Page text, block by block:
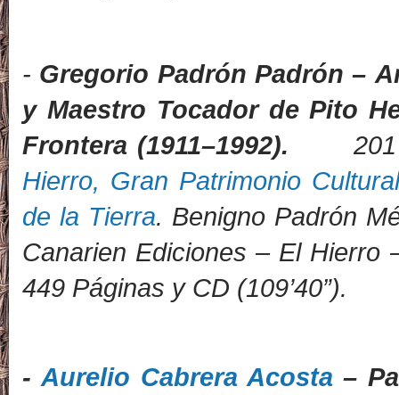
- Gregorio Padrón Padrón–
y Maestro Tocador de Pito
Frontera (1911–1992).
Hierro, Gran Patrimonio
de la Tierra. Benigno Padrón
Canarien Ediciones – El Hierro
449 Páginas y CD (109’40”).
-Aurelio Cabrera Acosta –